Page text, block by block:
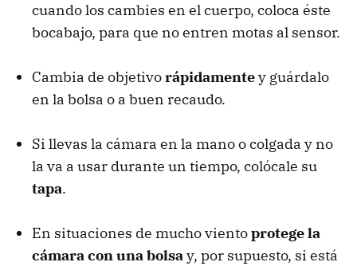
cuando los cambies en el cuerpo, coloca éste
bocabajo, para que no entren motas al sensor.
Cambia de objetivorápidamentey guárdalo
en la bolsa o a buen recaudo.
Si llevas la cámara en la mano o colgada y no
la va a usar durante un tiempo, colócale su
tapa.
En situaciones de mucho vientoprotege la
cámara con una bolsay, por supuesto, si está